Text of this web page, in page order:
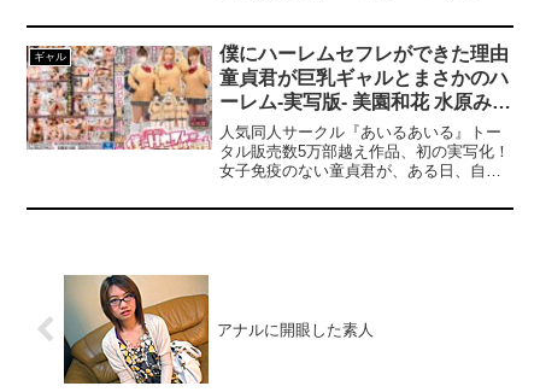
GET1組目は超可愛い大学生の二人！この
後クラブ行くからちょっとなら…とのこ
とでナンパ成功！めちゃくちゃキレイな
美尻！えぇー何っ！って文句言いつつク
ンニされて一気にスケベに！コスプレの
まま大量潮吹き！入れた途端イグイグイ
ッちゃう！2人ともチ●ポハメまくって絶
叫痙攣で連続イキ！2組目はイルミが綺麗
な大人の街でGET！大手商社の受付で
ギャル
僕にハーレムセフレができた理由
童貞君が巨乳ギャルとまさかのハ
ーレム-実写版- 美園和花 水原みそ
の 初愛ねんね
人気同人サークル『あいるあいる』トー
タル販売数5万部越え作品、初の実写化！
女子免疫のない童貞君が、ある日、自宅
に遭遇。彼女らは半ば強引に童貞君の家
年2月21日（金）9:59の間にキャンペーン
にエントリー＆【AV大好きキャンペーン
アナルに開眼した素人